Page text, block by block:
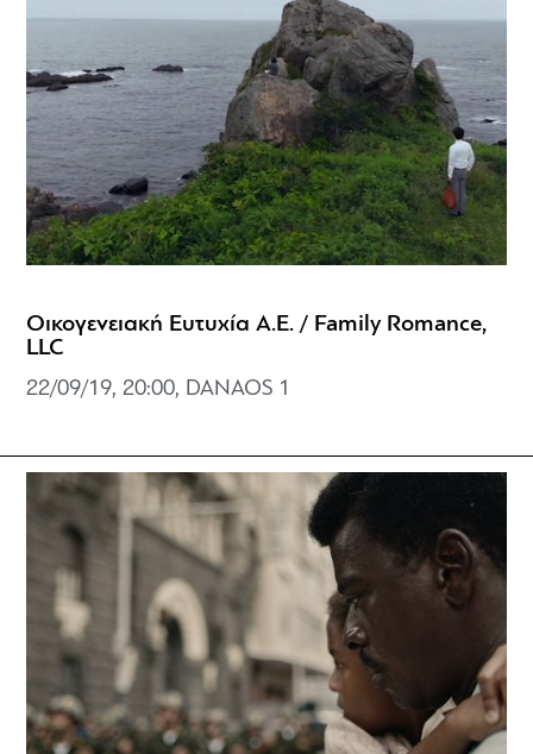
Οικογενειακή Ευτυχία Α.Ε. / Family Romance,
LLC
22/09/19, 20:00, DANAOS 1